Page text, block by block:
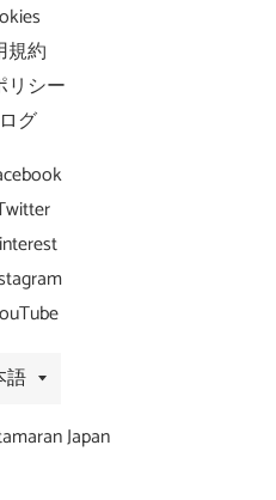
規約
リシー
グ
語
Japan